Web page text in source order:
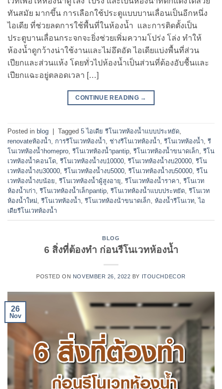
ทันสมัย มากขึ้น การเลือกใช้ประตูแบบบานเลื่อนเป็นอีกหนึ่ง
ไอเดีย ที่ช่วยลดการใช้พื้นที่ในห้องน้ำ และการติดตั้งเป็น
ประตูบานเลื่อนกระจกจะยิ่งช่วยเพิ่มความโปร่ง โล่ง ทำให้
ห้องน้ำดูกว้างน่าใช้งานและไม่อึดอัด ไอเดียแบ่งพื้นที่ส่วน
เปียกและส่วนแห้ง โดยทั่วไปห้องน้ำเป็นส่วนที่ต้องอับชื้นและ
เปียกแฉะอยู่ตลอดเวลา […]
CONTINUE READING →
Posted in blog Tagged 5 ไอเดีย รีโนเวทห้องน้ำแบบประหยัด,
renovateห้องน้ำ, การรีโนเวทห้องน้ำ, ช่างรีโนเวทห้องน้ำ, รีโนเวทห้องน้ำ, รี
โนเวทห้องน้ำhomepro, รีโนเวทห้องน้ำpantip, รีโนเวทห้องน้ำขนาดเล็ก, รีโน
เวทห้องน้ำคอนโด, รีโนเวทห้องน้ำงบ10000, รีโนเวทห้องน้ำงบ20000, รีโน
เวทห้องน้ำงบ30000, รีโนเวทห้องน้ำงบ5000, รีโนเวทห้องน้ำงบ50000, รีโน
เวทห้องน้ำงบน้อย, รีโนเวทห้องน้ำผู้สูงอายุ, รีโนเวทห้องน้ำราคา, รีโนเวท
ห้องน้ำเก่า, รีโนเวทห้องน้ำเล็กpantip, รีโนเวทห้องน้ำแบบประหยัด, รีโนเวท
ห้องน้ำใหม่, รีโนเวทห้องนํ้า, รีโนเวทห้องน้ําขนาดเล็ก, ห้องน้ำรีโนเวท,ไอ
เดียรีโนเวทห้องน้ำ
BLOG
6 สิ่งที่ต้องทำ ก่อนรีโนเวทห้องน้ำ
POSTED ON NOVEMBER 26, 2022 BY ITOUCHDECOR
26
Nov